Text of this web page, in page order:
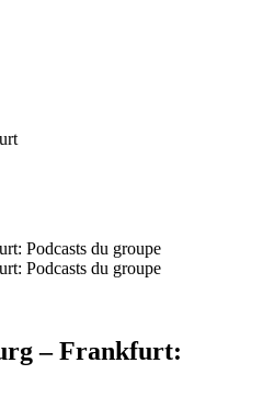
Podcasts du groupe
Podcasts du groupe
– Frankfurt: